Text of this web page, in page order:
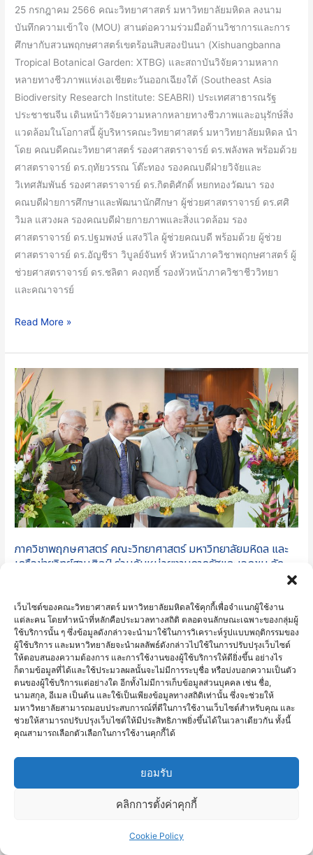
เว็บไซต์ของคณะวิทยาศาสตร์ มหาวิทยาลัยมหิดลใช้คุกกี้เพื่อจำแนกผู้ใช้งาน
แต่ละคน โดยทำหน้าที่หลักคือประมวลทางสถิติ ตลอดจนลักษณะเฉพาะของกลุ่มผู้
ใช้บริการนั้น ๆ ซึ่งข้อมูลดังกล่าวจะนำมาใช้ในการวิเคราะห์รูปแบบพฤติกรรมของ
ผู้ใช้บริการ และมหาวิทยาลัยจะนำผลลัพธ์ดังกล่าวไปใช้ในการปรับปรุงเว็บไซต์
ให้ตอบสนองความต้องการ และการใช้งานของผู้ใช้บริการให้ดียิ่งขึ้น อย่างไร
ก็ตามข้อมูลที่ได้และใช้ประมวลผลนั้นจะไม่มีการระบุชื่อ หรือบ่งบอกความเป็นตัว
ตนของผู้ใช้บริการแต่อย่างใด อีกทั้งไม่มีการเก็บข้อมูลส่วนบุคคล เช่น ชื่อ,
นามสกุล, อีเมล เป็นต้น และใช้เป็นเพียงข้อมูลทางสถิติเท่านั้น ซึ่งจะช่วยให้
มหาวิทยาลัยสามารถมอบประสบการณ์ที่ดีในการใช้งานเว็บไซต์สำหรับคุณ และ
ช่วยให้สามารถปรับปรุงเว็บไซต์ให้มีประสิทธิภาพยิ่งขึ้นได้ในเวลาเดียวกัน ทั้งนี้
คุณสามารถเลือกตัวเลือกในการใช้งานคุกกี้ได้
ยอมรับ
คลิกการตั้งค่าคุกกี้
Cookie Policy
25 กรกฎาคม 2566 คณะวิทยาศาสตร์ มหาวิทยาลัยมหิดล ลงนาม
บันทึกความเข้าใจ (MOU) สานต่อความร่วมมือด้านวิชาการและการ
ศึกษากับสวนพฤกษศาสตร์เขตร้อนสิบสองปันนา (Xishuangbanna
Tropical Botanical Garden: XTBG) และสถาบันวิจัยความหลาก
หลายทางชีวภาพแห่งเอเชียตะวันออกเฉียงใต้ (Southeast Asia
Biodiversity Research Institute: SEABRI) ประเทศสาธารณรัฐ
ประชาชนจีน เดินหน้าวิจัยความหลากหลายทางชีวภาพและอนุรักษ์สิ่ง
แวดล้อมในโอกาสนี้ ผู้บริหารคณะวิทยาศาสตร์ มหาวิทยาลัยมหิดล นำ
โดย คณบดีคณะวิทยาศาสตร์ รองศาสตราจารย์ ดร.พลังพล พร้อมด้วย
ศาสตราจารย์ ดร.ฤทัยวรรณ โต๊ะทอง รองคณบดีฝ่ายวิจัยและ
วิเทศสัมพันธ์ รองศาสตราจารย์ ดร.กิตติศักดิ์ หยกทองวัฒนา รอง
คณบดีฝ่ายการศึกษาและพัฒนานักศึกษา ผู้ช่วยศาสตราจารย์ ดร.ศศิ
วิมล แสวงผล รองคณบดีฝ่ายกายภาพและสิ่งแวดล้อม รอง
ศาสตราจารย์ ดร.ปฐมพงษ์ แสงวิไล ผู้ช่วยคณบดี พร้อมด้วย ผู้ช่วย
ศาสตราจารย์ ดร.อัญชีรา วิบูลย์จันทร์ หัวหน้าภาควิชาพฤกษศาสตร์ ผู้
ช่วยศาสตราจารย์ ดร.ชลิตา คงฤทธิ์ รองหัวหน้าภาควิชาชีววิทยา
และคณาจารย์
สถาบันวิจัย
ความ
ใต้
หน้า
วิจัย
ความ
หลาก
หลาย
ทาง
ชีวภาพ
และ
อนุรักษ์
สิ่ง
แวดล้อม
Read More »
ภาควิชาพฤกษศาสตร์ คณะวิทยาศาสตร์ มหาวิทยาลัยมหิดล และ
เครือข่ายวิทย์สานศิลป์ ร่วมกับหน่วยงานภาครัฐและเอกชน จัด
ภาควิชาพฤกษศาสตร์ คณะวิทยาศาสตร์ มหาวิทยาลัยมหิดล สมาคม
พฤกษศาสตร์ในพระบรมราชินูปถัมภ์ โครงการ อพ.สธ. หอศิลป
วัฒนธรรมแห่งกรุงเทพมหานคร เครือข่ายวิทย์สานศิลป์ และหน่วยงาน
ภาครัฐและภาคเอกชน จัดนิทรรศการภาพวาดพฤกษศาสตร์ “สาน
พฤกษพรรณผ่านงานพฤกษศิลป์ ครั้งที่ 5 Botanical Art Thailand
2023” ระหว่างวันที่ 25 กรกฎาคม ถึง 6 สิงหาคม พ.ศ. 2566 ณ หอ
ศิลปวัฒนธรรมแห่งกรุงเทพมหานคร (Bangkok Art and Culture
Centre – BACC) ในหัวข้อ “พืชเขตร้อนของโลก Tropical Plants of
ไทยและต่างชาติ การจัดแสดงผลงานมีวัตถุประสงค์เพื่อสนองพระ
ราชดำริการอนุรักษ์ทรัพยากรธรรมชาติ ในโครงการอนุรักษ์พันธุกรรม
พืชอันเนื่องมาจากพระราชดำริ สมเด็จพระเทพรัตนราชสุดาฯ สยาม
บรมราชกุมารี (อพ.สธ.) รวมทั้งสร้างความเข้าใจและทำให้ประชาชน
ทั่วไปเห็นคุณค่าและความสำคัญของการอนุรักษ์ความหลากหลายทาง
ภาค
วิชา
พฤกษศาสตร์
คณะ
วิทยาศาสตร์
มหาวิทยาลัย
มหิดล
และ
เครือ
วิทย์
ร่วม
กับ
หน่วย
งาน
ภาค
และ
เอกชน
นิทรรศการ“สาน